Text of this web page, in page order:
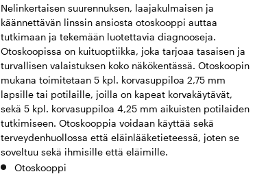
Nelinkertaisen suurennuksen, laajakulmaisen ja
käännettävän linssin ansiosta otoskooppi auttaa
tutkimaan ja tekemään luotettavia diagnooseja.
Otoskoopissa on kuituoptiikka, joka tarjoaa tasaisen ja
turvallisen valaistuksen koko näkökentässä. Otoskoopin
mukana toimitetaan 5 kpl. korvasuppiloa 2,75 mm
lapsille tai potilaille, joilla on kapeat korvakäytävät,
sekä 5 kpl. korvasuppiloa 4,25 mm aikuisten potilaiden
tutkimiseen. Otoskooppia voidaan käyttää sekä
terveydenhuollossa että eläinlääketieteessä, joten se
soveltuu sekä ihmisille että eläimille.
Otoskooppi